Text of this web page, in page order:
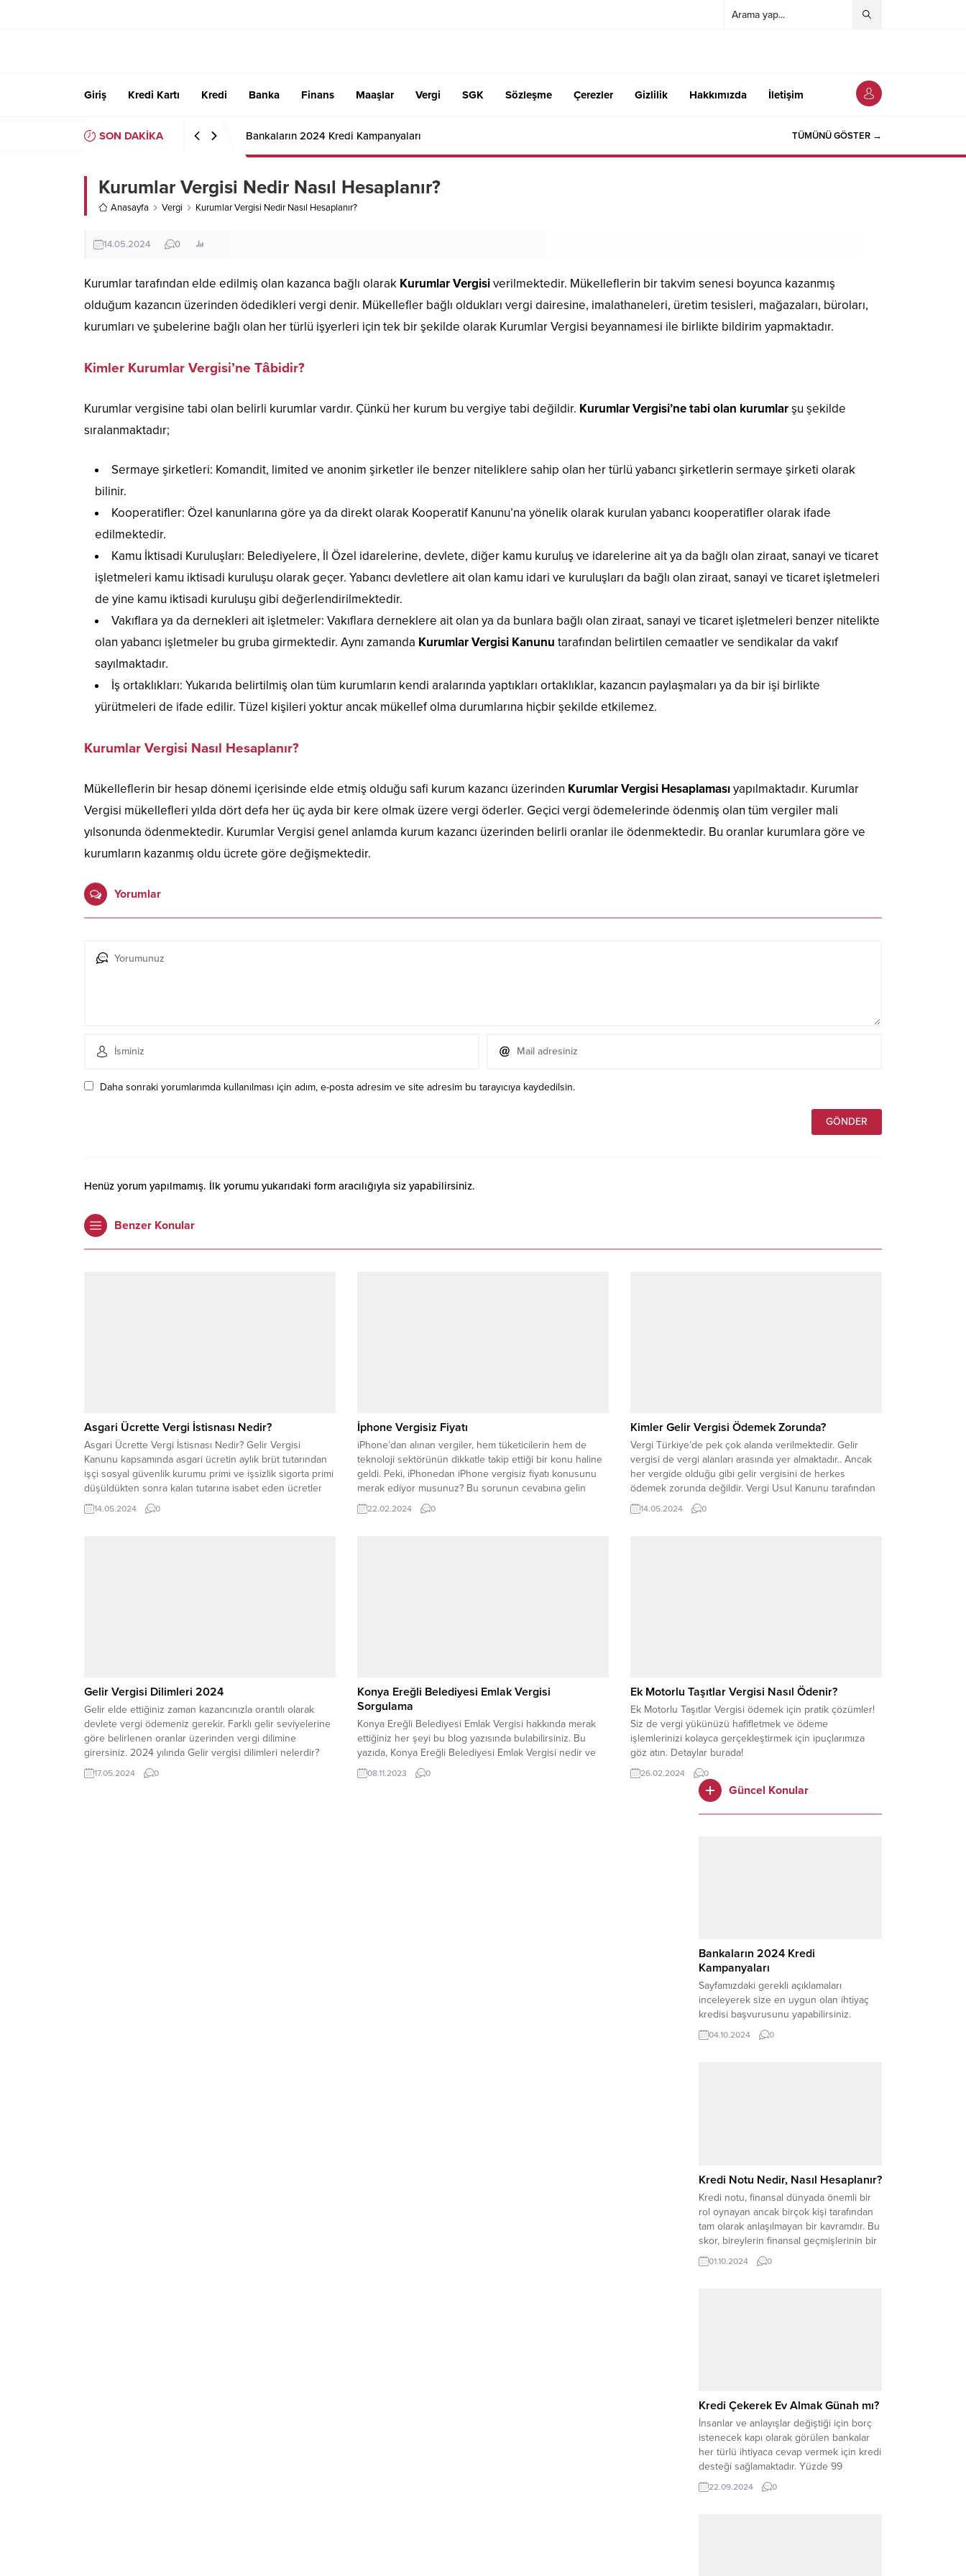
Giriş Kredi Kartı Kredi Banka Finans Maaşlar Vergi SGK Sözleşme Çerezler Gizlilik Hakkımızda İletişim
SON DAKİKA Bankaların 2024 Kredi Kampanyaları TÜMÜNÜ GÖSTER →
Kurumlar Vergisi Nedir Nasıl Hesaplanır?
Anasayfa Vergi Kurumlar Vergisi Nedir Nasıl Hesaplanır?
14.05.2024 0
Kurumlar tarafından elde edilmiş olan kazanca bağlı olarak Kurumlar Vergisiverilmektedir. Mükelleflerin bir takvim senesi boyunca kazanmış
olduğum kazancın üzerinden ödedikleri vergi denir. Mükellefler bağlı oldukları vergi dairesine, imalathaneleri, üretim tesisleri, mağazaları, büroları,
kurumları ve şubelerine bağlı olan her türlü işyerleri için tek bir şekilde olarak Kurumlar Vergisi beyannamesi ile birlikte bildirim yapmaktadır.
Kimler Kurumlar Vergisi’ne Tâbidir?
Kurumlar vergisine tabi olan belirli kurumlar vardır. Çünkü her kurum bu vergiye tabi değildir. Kurumlar Vergisi’ne tabi olan kurumlarşu şekilde
sıralanmaktadır;
Sermaye şirketleri: Komandit, limited ve anonim şirketler ile benzer niteliklere sahip olan her türlü yabancı şirketlerin sermaye şirketi olarak
bilinir.
Kooperatifler: Özel kanunlarına göre ya da direkt olarak Kooperatif Kanunu’na yönelik olarak kurulan yabancı kooperatifler olarak ifade
edilmektedir.
Kamu İktisadi Kuruluşları: Belediyelere, İl Özel idarelerine, devlete, diğer kamu kuruluş ve idarelerine ait ya da bağlı olan ziraat, sanayi ve ticaret
işletmeleri kamu iktisadi kuruluşu olarak geçer. Yabancı devletlere ait olan kamu idari ve kuruluşları da bağlı olan ziraat, sanayi ve ticaret işletmeleri
de yine kamu iktisadi kuruluşu gibi değerlendirilmektedir.
Vakıflara ya da dernekleri ait işletmeler: Vakıflara derneklere ait olan ya da bunlara bağlı olan ziraat, sanayi ve ticaret işletmeleri benzer nitelikte
olan yabancı işletmeler bu gruba girmektedir. Aynı zamanda Kurumlar Vergisi Kanunu tarafından belirtilen cemaatler ve sendikalar da vakıf
sayılmaktadır.
İş ortaklıkları: Yukarıda belirtilmiş olan tüm kurumların kendi aralarında yaptıkları ortaklıklar, kazancın paylaşmaları ya da bir işi birlikte
yürütmeleri de ifade edilir. Tüzel kişileri yoktur ancak mükellef olma durumlarına hiçbir şekilde etkilemez.
Kurumlar Vergisi Nasıl Hesaplanır?
Mükelleflerin bir hesap dönemi içerisinde elde etmiş olduğu safi kurum kazancı üzerinden Kurumlar Vergisi Hesaplamasıyapılmaktadır. Kurumlar
Vergisi mükellefleri yılda dört defa her üç ayda bir kere olmak üzere vergi öderler. Geçici vergi ödemelerinde ödenmiş olan tüm vergiler mali
yılsonunda ödenmektedir. Kurumlar Vergisi genel anlamda kurum kazancı üzerinden belirli oranlar ile ödenmektedir. Bu oranlar kurumlara göre ve
kurumların kazanmış oldu ücrete göre değişmektedir.
Yorumlar
Daha sonraki yorumlarımda kullanılması için adım, e-posta adresim ve site adresim bu tarayıcıya kaydedilsin.
Henüz yorum yapılmamış. İlk yorumu yukarıdaki form aracılığıyla siz yapabilirsiniz.
Benzer Konular
Asgari Ücrette Vergi İstisnası Nedir?
Asgari Ücrette Vergi İstisnası Nedir? Gelir Vergisi
Kanunu kapsamında asgari ücretin aylık brüt tutarından
işçi sosyal güvenlik kurumu primi ve işsizlik sigorta primi
düşüldükten sonra kalan tutarına isabet eden ücretler
gelir vergisinden muaf tutulacaktır. Asgari ücrette vergi
istisnası nedir? Ücretliler için vergi dilimi özünde yüzde
14.05.2024 0
İphone Vergisiz Fiyatı
iPhone’dan alınan vergiler, hem tüketicilerin hem de
teknoloji sektörünün dikkatle takip ettiği bir konu haline
geldi. Peki, iPhonedan iPhone vergisiz fiyatı konusunu
merak ediyor musunuz? Bu sorunun cevabına gelin
birlikte bakalım. İşte karşınızda iPhone 15 pro max
vergisiz fiyatı, iPhone 15 vergisiz fiyatı, iPhone 14 pro
22.02.2024 0
Kimler Gelir Vergisi Ödemek Zorunda?
Vergi Türkiye’de pek çok alanda verilmektedir. Gelir
vergisi de vergi alanları arasında yer almaktadır.. Ancak
her vergide olduğu gibi gelir vergisini de herkes
ödemek zorunda değildir. Vergi Usul Kanunu tarafından
tanımlanmış olan kişiler gelir vergisini ödemektedir.
Tanımlanmış olan kanuna göre vergi ödeme
14.05.2024 0
Gelir Vergisi Dilimleri 2024
Gelir elde ettiğiniz zaman kazancınızla orantılı olarak
devlete vergi ödemeniz gerekir. Farklı gelir seviyelerine
göre belirlenen oranlar üzerinden vergi dilimine
girersiniz. 2024 yılında Gelir vergisi dilimleri nelerdir?
Vergi dilimleri, çalışan nüfusun en çok merak ettiği
konuların başında gelmektedir. Vergi dilimleri
17.05.2024 0
Konya Ereğli Belediyesi Emlak Vergisi
Sorgulama
Konya Ereğli Belediyesi Emlak Vergisi hakkında merak
ettiğiniz her şeyi bu blog yazısında bulabilirsiniz. Bu
yazıda, Konya Ereğli Belediyesi Emlak Vergisi nedir ve
nasıl hesaplanır gibi temel sorulara yanıt
bulabileceksiniz. Ayrıca, ödeme süresi, vergi indirimleri,
08.11.2023 0
Ek Motorlu Taşıtlar Vergisi Nasıl Ödenir?
Ek Motorlu Taşıtlar Vergisi ödemek için pratik çözümler!
Siz de vergi yükünüzü hafifletmek ve ödeme
işlemlerinizi kolayca gerçekleştirmek için ipuçlarımıza
göz atın. Detaylar burada!
26.02.2024 0
Güncel Konular
Bankaların 2024 Kredi
Kampanyaları
Sayfamızdaki gerekli açıklamaları
inceleyerek size en uygun olan ihtiyaç
kredisi başvurusunu yapabilirsiniz.
Günümüzde bireylerin ihtiyaçlarını
karşılamak için bankalardan kredi
04.10.2024 0
Kredi Notu Nedir, Nasıl Hesaplanır?
Kredi notu, finansal dünyada önemli bir
rol oynayan ancak birçok kişi tarafından
tam olarak anlaşılmayan bir kavramdır. Bu
skor, bireylerin finansal geçmişlerinin bir
özeti olarak düşünülebilir. Kredi notunuz,
kredi kuruluşları ve finansal kurumlar
01.10.2024 0
Kredi Çekerek Ev Almak Günah mı?
İnsanlar ve anlayışlar değiştiği için borç
istenecek kapı olarak görülen bankalar
her türlü ihtiyaca cevap vermek için kredi
desteği sağlamaktadır. Yüzde 99
Müslüman olarak kabul edilen
Türkiye’de kredi çekerek ihtiyaçları
22.09.2024 0